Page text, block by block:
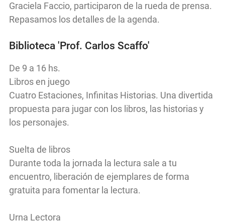
Graciela Faccio, participaron de la rueda de prensa.
Repasamos los detalles de la agenda.
Biblioteca 'Prof. Carlos Scaffo'
De 9 a 16 hs.
Libros en juego
Cuatro Estaciones, Infinitas Historias. Una divertida
propuesta para jugar con los libros, las historias y
los personajes.
Suelta de libros
Durante toda la jornada la lectura sale a tu
encuentro, liberación de ejemplares de forma
gratuita para fomentar la lectura.
Urna Lectora